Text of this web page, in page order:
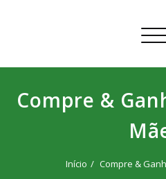
Compre &
Início Compre &